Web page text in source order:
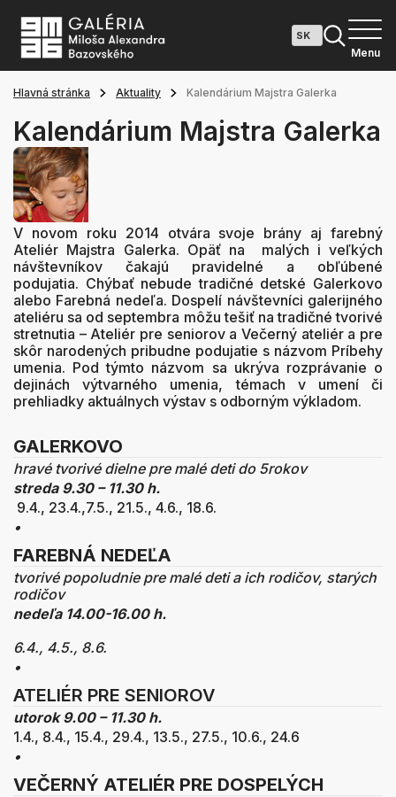
Menu
Hlavná stránka Aktuality Kalendárium Majstra Galerka
Kalendárium Majstra Galerka
V novom roku 2014 otvára svoje brány aj farebný
Ateliér Majstra Galerka. Opäť na malých i veľkých
návštevníkov čakajú pravidelné a obľúbené
podujatia. Chýbať nebude tradičné detské Galerkovo
alebo Farebná nedeľa. Dospelí návštevníci galerijného
ateliéru sa od septembra môžu tešiť na tradičné tvorivé
stretnutia – Ateliér pre seniorov a Večerný ateliér a pre
skôr narodených pribudne podujatie s názvom Príbehy
umenia. Pod týmto názvom sa ukrýva rozprávanie o
dejinách výtvarného umenia, témach v umení či
prehliadky aktuálnych výstav s odborným výkladom.
GALERKOVO
hravé tvorivé dielne pre malé deti do 5rokov
streda 9.30 – 11.30 h.
9.4., 23.4.,7.5., 21.5., 4.6., 18.6.
•
FAREBNÁ NEDEĽA
tvorivé popoludnie pre malé deti a ich rodičov, starých
rodičov
nedeľa 14.00-16.00 h.
6.4., 4.5., 8.6.
•
ATELIÉR PRE SENIOROV
utorok 9.00 – 11.30 h.
1.4., 8.4., 15.4., 29.4., 13.5., 27.5., 10.6., 24.6
•
VEČERNÝ ATELIÉR PRE DOSPELÝCH